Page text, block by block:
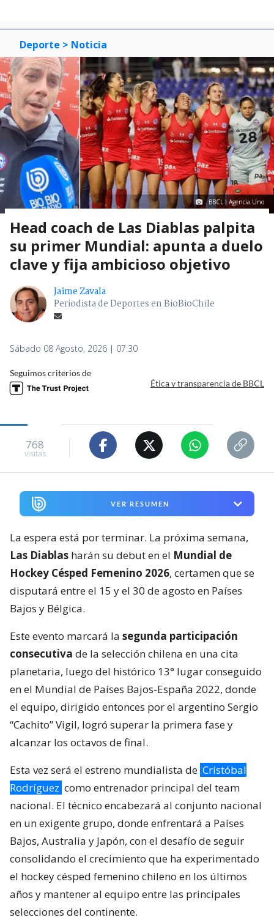
Deporte > Noticia
BBCL I Agencia Uno
Head coach de Las Diablas palpita
su primer Mundial: apunta a duelo
clave y fija ambicioso objetivo
Jaime Zavala
Periodista de Deportes en BioBioChile
Sábado 08 Agosto, 2026 | 07:30
Seguimos criterios de
Ética y transparencia de BBCL
768
visitas
VER RESUMEN
La espera está por terminar. La próxima semana,
Las Diablas harán su debut en el Mundial de
Hockey Césped Femenino 2026, certamen que se
disputará entre el 15 y el 30 de agosto en Países
Bajos y Bélgica.
Este evento marcará la segunda participación
consecutiva de la selección chilena en una cita
planetaria, luego del histórico 13° lugar conseguido
en el Mundial de Países Bajos-España 2022, donde
el equipo, dirigido entonces por el argentino Sergio
“Cachito” Vigil, logró superar la primera fase y
alcanzar los octavos de final.
Esta vez será el estreno mundialista de Cristóbal
Rodríguez como entrenador principal del team
nacional. El técnico encabezará al conjunto nacional
en un exigente grupo, donde enfrentará a Países
Bajos, Australia y Japón, con el desafío de seguir
consolidando el crecimiento que ha experimentado
el hockey césped femenino chileno en los últimos
años y mantener al equipo entre las principales
selecciones del continente.